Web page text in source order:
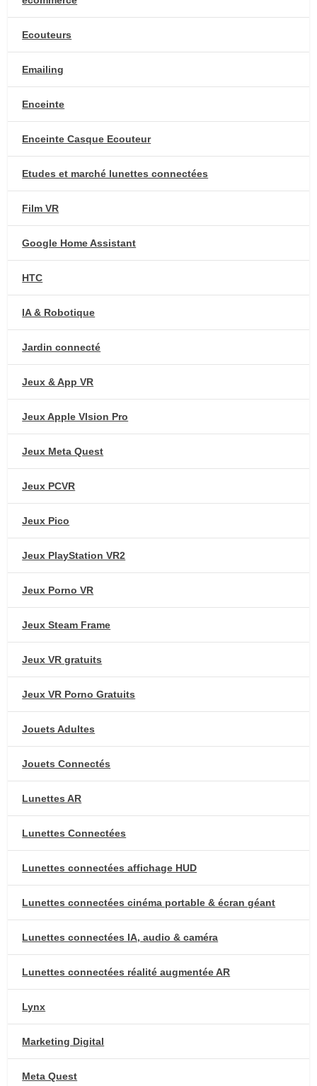
Ecouteurs
Emailing
Enceinte
Enceinte Casque Ecouteur
Etudes et marché lunettes connectées
Film VR
Google Home Assistant
HTC
IA & Robotique
Jardin connecté
Jeux & App VR
Jeux Apple VIsion Pro
Jeux Meta Quest
Jeux PCVR
Jeux Pico
Jeux PlayStation VR2
Jeux Porno VR
Jeux Steam Frame
Jeux VR gratuits
Jeux VR Porno Gratuits
Jouets Adultes
Jouets Connectés
Lunettes AR
Lunettes Connectées
Lunettes connectées affichage HUD
Lunettes connectées cinéma portable & écran géant
Lunettes connectées IA, audio & caméra
Lunettes connectées réalité augmentée AR
Lynx
Marketing Digital
Meta Quest